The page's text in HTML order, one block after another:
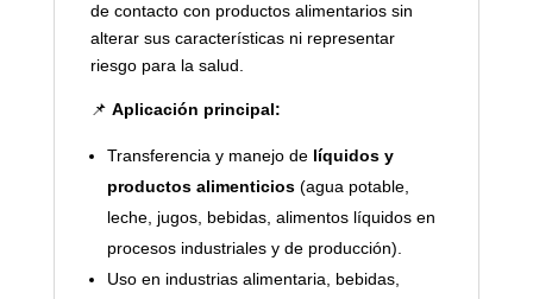
de contacto con productos alimentarios sin
alterar sus características ni representar
riesgo para la salud.
📌 Aplicación principal:
Transferencia y manejo de líquidos y
productos alimenticios(agua potable,
leche, jugos, bebidas, alimentos líquidos en
procesos industriales y de producción).
Uso en industrias alimentaria, bebidas,